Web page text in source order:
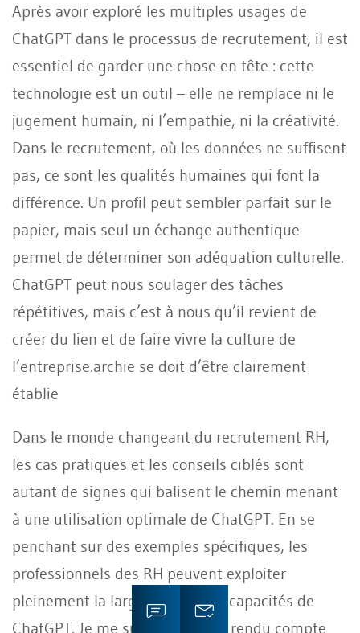
Après avoir exploré les multiples usages de
ChatGPT dans le processus de recrutement, il est
essentiel de garder une chose en tête : cette
technologie est un outil – elle ne remplace ni le
jugement humain, ni l’empathie, ni la créativité.
Dans le recrutement, où les données ne suffisent
pas, ce sont les qualités humaines qui font la
différence. Un profil peut sembler parfait sur le
papier, mais seul un échange authentique
permet de déterminer son adéquation culturelle.
ChatGPT peut nous soulager des tâches
répétitives, mais c’est à nous qu’il revient de
créer du lien et de faire vivre la culture de
l’entreprise.archie se doit d’être clairement
établie
Dans le monde changeant du recrutement RH,
les cas pratiques et les conseils ciblés sont
autant de signes qui balisent le chemin menant
à une utilisation optimale de ChatGPT. En se
penchant sur des exemples spécifiques, les
professionnels des RH peuvent exploiter
pleinement la large palette des capacités de
ChatGPT. Je me suis également rendu compte